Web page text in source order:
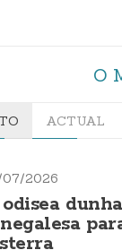
O
ACTUAL
07/2026